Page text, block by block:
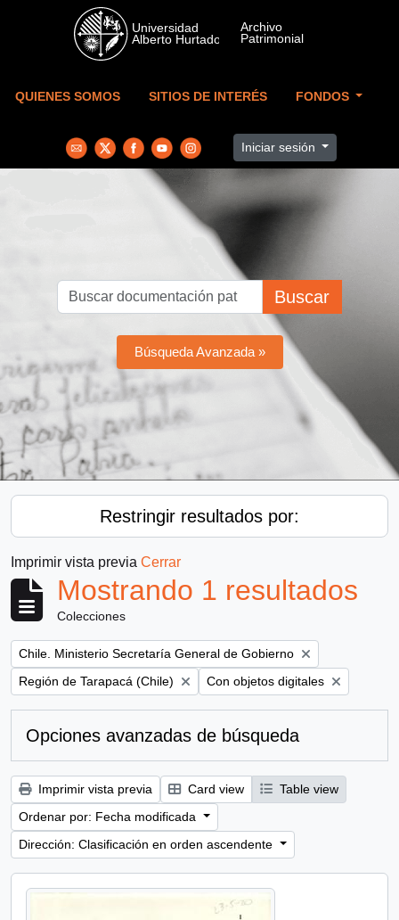
Skip to main content
QUIENES SOMOS SITIOS DE INTERÉS FONDOS
Iniciar sesión
Buscar
Búsqueda Avanzada »
Restringir resultados por:
Imprimir vista previa Cerrar
Mostrando 1 resultados
Colecciones
Remove filter:
Chile. Ministerio Secretaría General de Gobierno
Remove filter:
Región de Tarapacá (Chile) Remove filter:
Con objetos digitales
Opciones avanzadas de búsqueda
Imprimir vista previa Card view
Table view
Ordenar por: Fecha modificada
Dirección: Clasificación en orden ascendente